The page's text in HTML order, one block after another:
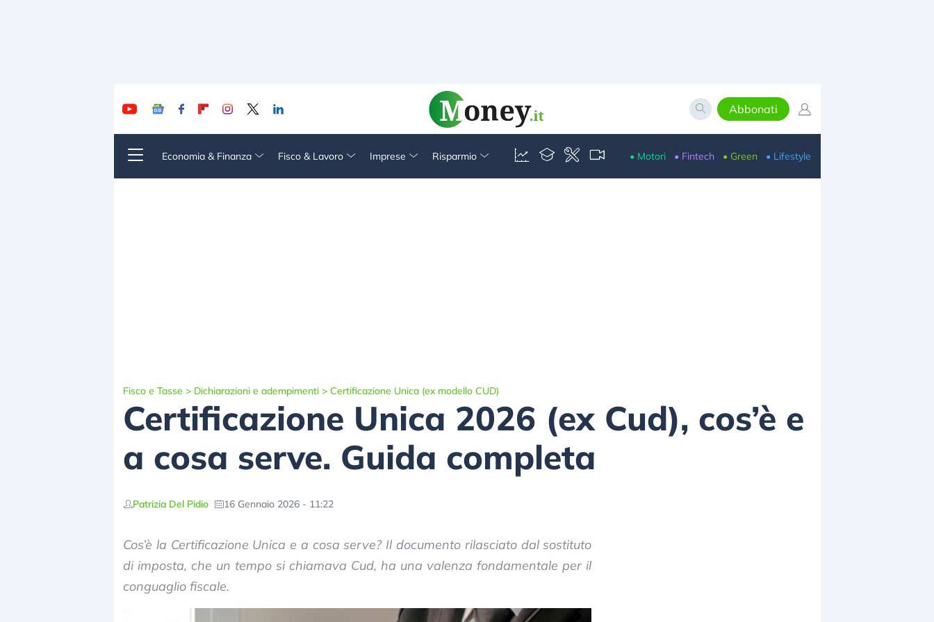
Abbonati
Economia & Finanza Fisco & Lavoro Imprese Risparmio • Motori • Fintech • Green • Lifestyle
Fisco e Tasse > Dichiarazioni e adempimenti > Certificazione Unica (ex modello CUD)
Certificazione Unica 2026 (ex Cud), cos’è e
a cosa serve. Guida completa
Patrizia Del Pidio 16 Gennaio 2026 - 11:22
Cos’è la Certificazione Unica e a cosa serve? Il documento rilasciato dal sostituto
di imposta, che un tempo si chiamava Cud, ha una valenza fondamentale per il
conguaglio fiscale.